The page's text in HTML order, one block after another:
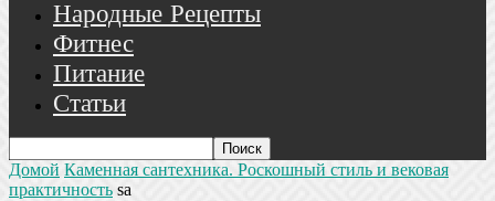
Народные Рецепты
Фитнес
Питание
Статьи
Домой Каменная сантехника. Роскошный стиль и вековая
практичность sa